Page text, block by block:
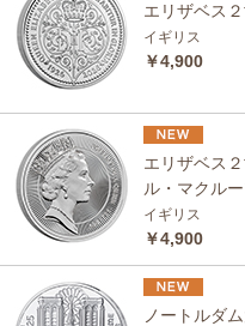
エリザベス
イギリス
￥4,900
エリザベス
ル・マクル
イギリス
￥4,900
ノートルダ